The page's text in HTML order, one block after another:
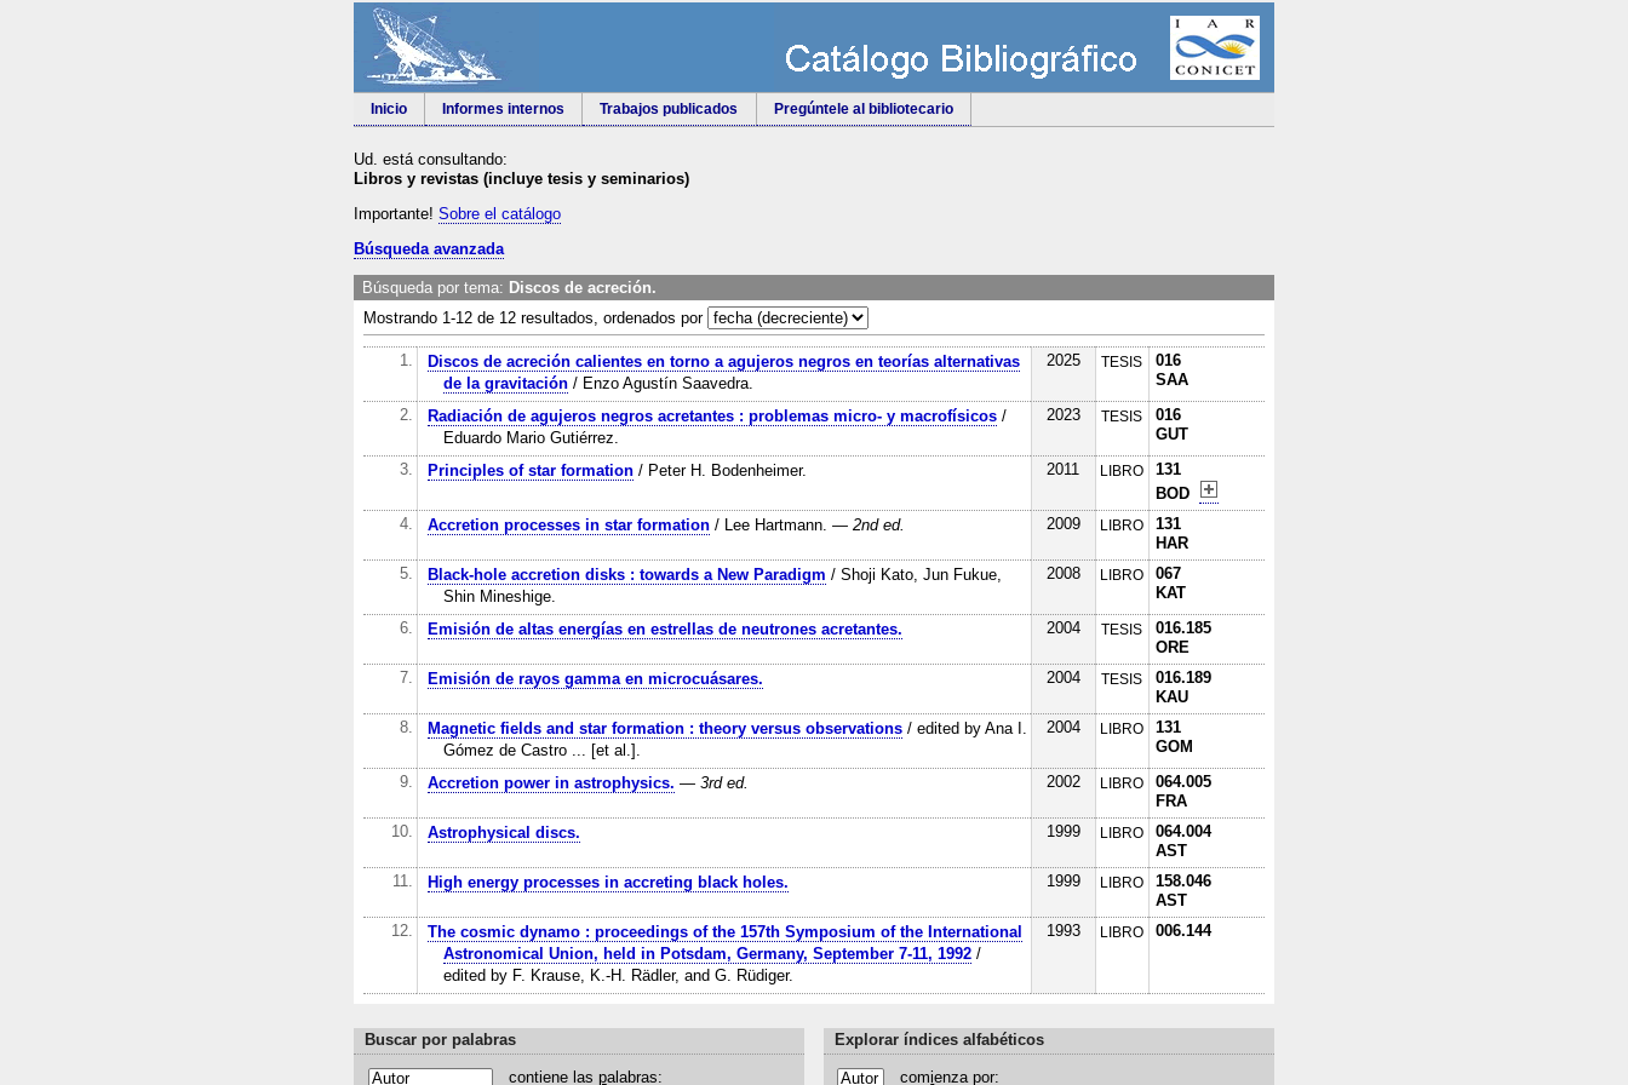
Inicio Informes internos Trabajos publicados Pregúntele al bibliotecario
Ud. está consultando:
Libros y revistas (incluye tesis y seminarios)
Importante! Sobre el catálogo
Búsqueda avanzada
Búsqueda por tema: Discos de acreción.
Mostrando 1-12 de 12 resultados, ordenados por
1.
Discos de acreción calientes en torno a agujeros negros en teorías alternativas
de la gravitación/ Enzo Agustín Saavedra.
2025 TESIS
016
SAA
2.
Radiación de agujeros negros acretantes : problemas micro- y macrofísicos/
Eduardo Mario Gutiérrez.
2023 TESIS
016
GUT
3.
Principles of star formation/ Peter H. Bodenheimer. 2011 LIBRO
131
BOD
4.
Accretion processes in star formation/ Lee Hartmann. — 2nd ed. 2009 LIBRO
131
HAR
5.
Black-hole accretion disks : towards a New Paradigm / Shoji Kato, Jun Fukue,
Shin Mineshige.
2008 LIBRO
067
KAT
6.
Emisión de altas energías en estrellas de neutrones acretantes. 2004 TESIS
016.185
ORE
7.
Emisión de rayos gamma en microcuásares. 2004 TESIS
016.189
KAU
8.
Magnetic fields and star formation : theory versus observations/ edited by Ana I.
Gómez de Castro ... [et al.].
2004 LIBRO
131
GOM
9.
Accretion power in astrophysics. — 3rd ed. 2002 LIBRO
064.005
FRA
10.
Astrophysical discs. 1999 LIBRO
064.004
AST
11.
High energy processes in accreting black holes. 1999 LIBRO
158.046
AST
12.
The cosmic dynamo : proceedings of the 157th Symposium of the International
Astronomical Union, held in Potsdam, Germany, September 7-11, 1992/
edited by F. Krause, K.-H. Rädler, and G. Rüdiger.
1993 LIBRO 006.144
Buscar por palabras
contiene las palabras:
Explorar índices alfabéticos
comienza por: